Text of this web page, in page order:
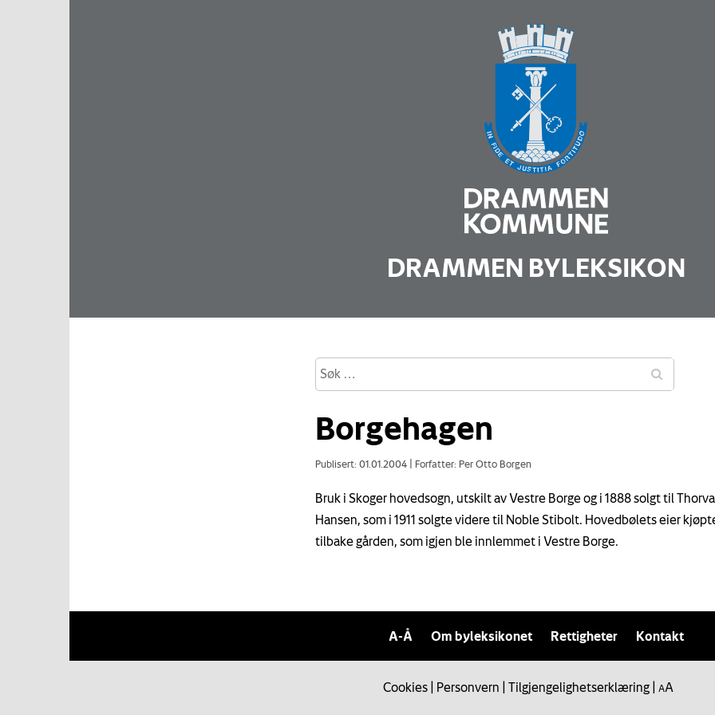
DRAMMEN BYLEKSIKON
Borgehagen
Publisert: 01.01.2004 Forfatter: Per Otto Borgen
Bruk i Skoger hovedsogn, utskilt av Vestre Borge og i 1888 solgt til
Hansen, som i 1911 solgte videre til Noble Stibolt. Hovedbølets eier
tilbake gården, som igjen ble innlemmet i Vestre Borge.
A-Å Om byleksikonet Rettigheter Kontakt
Cookies Personvern Tilgjengelighetserklæring AA